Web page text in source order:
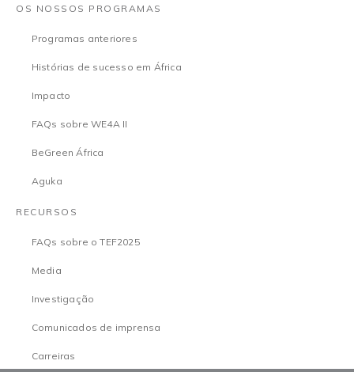
OS NOSSOS PROGRAMAS
Programas anteriores
Histórias de sucesso em África
Impacto
FAQs sobre WE4A II
BeGreen África
Aguka
RECURSOS
FAQs sobre o TEF2025
Media
Investigação
Comunicados de imprensa
Carreiras